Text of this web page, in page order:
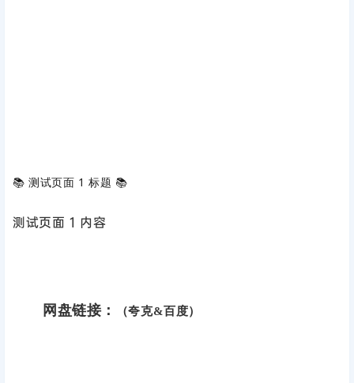
📚 ‌测试页面 1 标题 ‌ 📚
测试页面 1 内容
网盘链接： （夸克&百度）